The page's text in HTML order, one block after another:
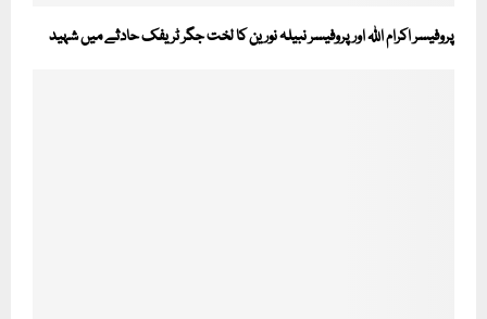
پروفیسر اکرام اللہ اور پروفیسر نبیلہ نورین کا لخت جگر ٹریفک حادثے میں شہید